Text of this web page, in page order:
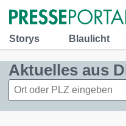
Storys Blaulicht
Aktuelles aus